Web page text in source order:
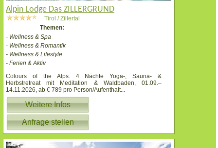
Alpin Lodge Das ZILLERGRUND
Tirol / Zillertal
Themen:
- Wellness & Spa
- Wellness & Romantik
- Wellness & Lifestyle
- Ferien & Aktiv
Colours of the Alps: 4 Nächte Yoga-, Sauna- &
Herbstretreat mit Meditation & Waldbaden, 01.09.–
14.11.2026, ab € 789 pro Person/Aufenthalt...
Weitere Infos
Anfrage stellen